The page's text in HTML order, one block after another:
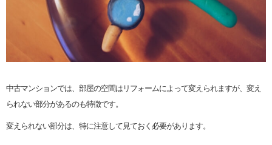
中古マンションでは、部屋の空間はリフォームによって変えられますが、変え
られない部分があるのも特徴です。
変えられない部分は、特に注意して見ておく必要があります。